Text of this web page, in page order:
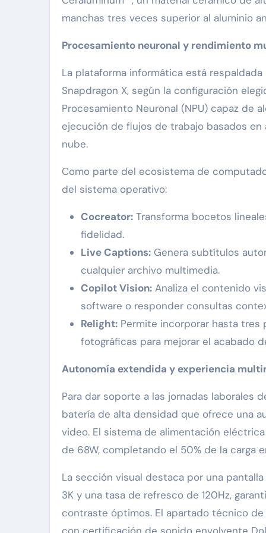
manchas tres veces superior al aluminio
Procesamiento neuronal y rendimiento
La plataforma informática está
Snapdragon X, según la configuración
Procesamiento Neuronal (NPU) capaz de
ejecución de flujos de trabajo basados
nube.
Como parte del ecosistema de
del sistema operativo:
Cocreator: Transforma bocetos
fidelidad.
Live Captions: Genera subtítulos
cualquier archivo multimedia.
Copilot Vision: Analiza el contenido
software o responder consultas
Relight: Permite incorporar hasta
fotográficas para mejorar el acabado
Autonomía extendida y experiencia
Para dar soporte a las jornadas laborales
batería de alta densidad que ofrece una
video. El sistema de alimentación
de 68W, completando el 50% de la carga
La sección visual destaca por una
3K y una tasa de refresco de 120Hz,
contraste óptimos. El apartado técnico